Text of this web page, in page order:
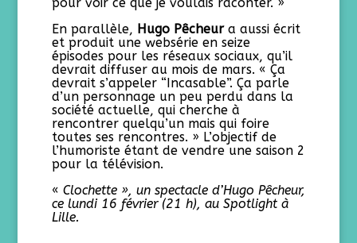
En parallèle, Hugo Pêcheura aussi écrit
et produit une websérie en seize
épisodes pour les réseaux sociaux, qu’il
devrait diffuser au mois de mars. « Ça
devrait s’appeler “Incasable”. Ça parle
d’un personnage un peu perdu dans la
société actuelle, qui cherche à
rencontrer quelqu’un mais qui foire
toutes ses rencontres. » L’objectif de
l’humoriste étant de vendre une saison 2
pour la télévision.
« Clochette », un spectacle d’Hugo Pêcheur,
ce lundi 16 février (21 h), au Spotlight à
Lille.